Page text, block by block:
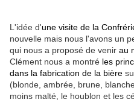
L'idée d'une visite de la
nouvelle mais nous l'avons un
qui nous a proposé de venir au
Clément nous a montré les
dans la fabrication de la bière
(blonde, ambrée, brune,
moins malté, le houblon et les